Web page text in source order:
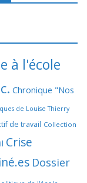
à l'école
Chronique "Nos
de Louise Thierry
de travail Collection
Crise
Dossier